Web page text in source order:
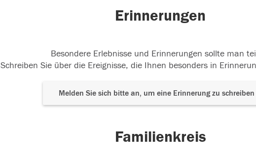
Erinnerungen
Besondere Erlebnisse und Erinnerungen sollte man
Schreiben Sie über die Ereignisse, die Ihnen besonders in
Melden Sie sich bitte an, um eine Erinnerung zu schreiben
Familienkreis